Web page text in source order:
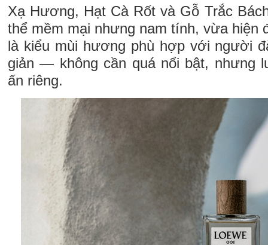
Xạ Hương, Hạt Cà Rốt và Gỗ Trắc
thể mềm mại nhưng nam tính, vừa hiện
là kiểu mùi hương phù hợp với người
giản — không cần quá nổi bật, nhưng
ấn riêng.